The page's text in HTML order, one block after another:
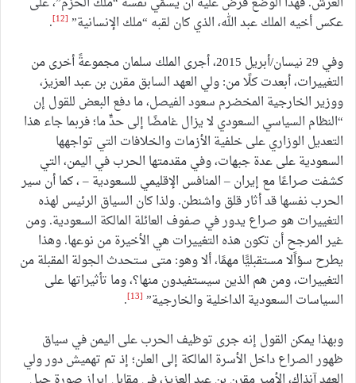
عكس أخيه الملك عبد الله، الذي كان لقبه “ملك الإنسانية” [12]
.
وفي 29 نيسان/أبريل 2015، أجرى الملك سلمان مجموعةً أخرى من
التغييرات، أبعدت كلًا من: ولي العهد السابق مقرن بن عبد العزيز،
ووزير الخارجية المخضرم سعود الفيصل، ما دفع البعض للقول إن
“النظام السياسي السعودي لا يزال غامضًا إلى حدٍّ ما؛ فربما جاء هذا
التعديل الوزاري على خلفية الأزمات والخلافات التي تواجهها
السعودية على عدة جبهات، وفي مقدمتها الحرب في اليمن، التي
كشفت صراعًا مع إيران – المنافس الإقليمي للسعودية – ، كما أن سير
الحرب نفسها قد أثار قلق واشنطن. ولذا كان السياق الرئيس لهذه
التغييرات هو صراع يدور في صفوف العائلة المالكة السعودية. ومن
غير المرجح أن تكون هذه التغييرات هي الأخيرة من نوعها. وهذا
يطرح سؤاًلا مستقبليًّا مهمًا، ألا وهو: متى ستحدث الجولة المقبلة من
التغييرات، ومن هم الذين سيستفيدون منها؟، وما تأثيراتها على
السياسات السعودية الداخلية والخارجية” [13]
.
وبهذا يمكن القول إنه جرى توظيف الحرب على اليمن في سياق
ظهور الصراع داخل الأسرة المالكة إلى العلن؛ إذ تم تهميش دور ولي